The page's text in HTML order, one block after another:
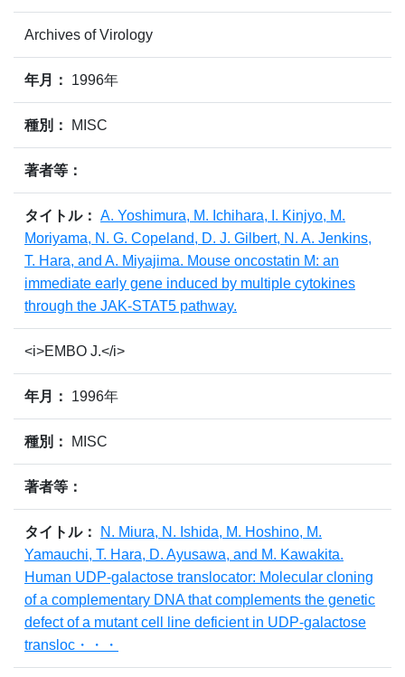
Archives of Virology
年月： 1996年
種別： MISC
著者等：
タイトル： A. Yoshimura, M. Ichihara, I. Kinjyo, M.
Moriyama, N. G. Copeland, D. J. Gilbert, N. A. Jenkins,
T. Hara, and A. Miyajima. Mouse oncostatin M: an
immediate early gene induced by multiple cytokines
through the JAK-STAT5 pathway.
<i>EMBO J.</i>
年月： 1996年
種別： MISC
著者等：
タイトル：
N. Miura, N. Ishida, M. Hoshino, M.
Yamauchi, T. Hara, D. Ayusawa, and M. Kawakita.
Human UDP-galactose translocator: Molecular cloning
of a complementary DNA that complements the genetic
defect of a mutant cell line deficient in UDP-galactose
transloc・・・